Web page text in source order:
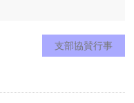
支部協賛行事